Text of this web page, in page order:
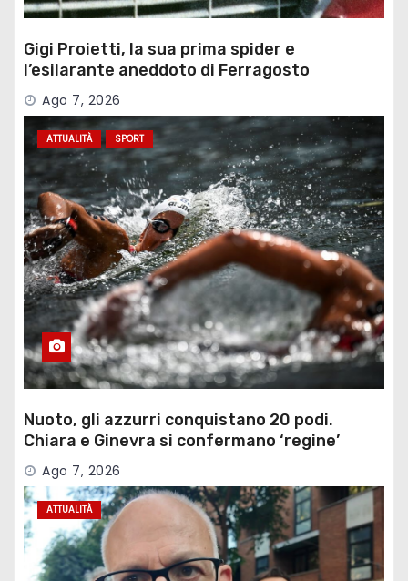
Gigi Proietti, la sua prima spider e
l’esilarante aneddoto di Ferragosto
Ago 7, 2026
ATTUALITÀ SPORT
Nuoto, gli azzurri conquistano 20 podi.
Chiara e Ginevra si confermano ‘regine’
Ago 7, 2026
ATTUALITÀ